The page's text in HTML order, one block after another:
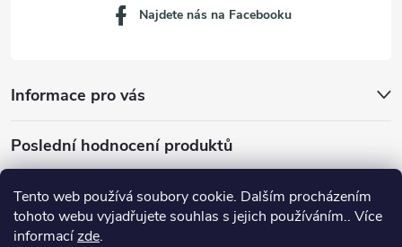
Tento web používá soubory cookie. Dalším procházením
tohoto webu vyjadřujete souhlas s jejich používáním.. Více
informacízde.
Informace pro vás
Najdete nás na Facebooku
Poslední hodnocení produktů
Dávkovací lžička na mletou kávu 53132C8134